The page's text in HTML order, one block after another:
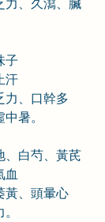
力、久瀉、臟
子
汗
力、口幹多
暑。
、白芍、黃芪
血
黃、頭暈心